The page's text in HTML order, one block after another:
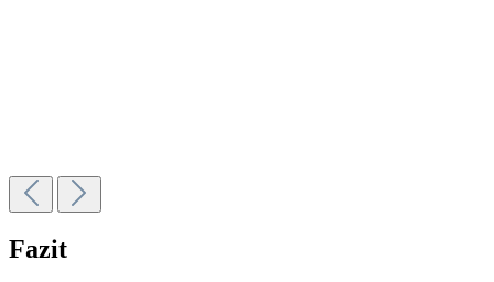
Fazit